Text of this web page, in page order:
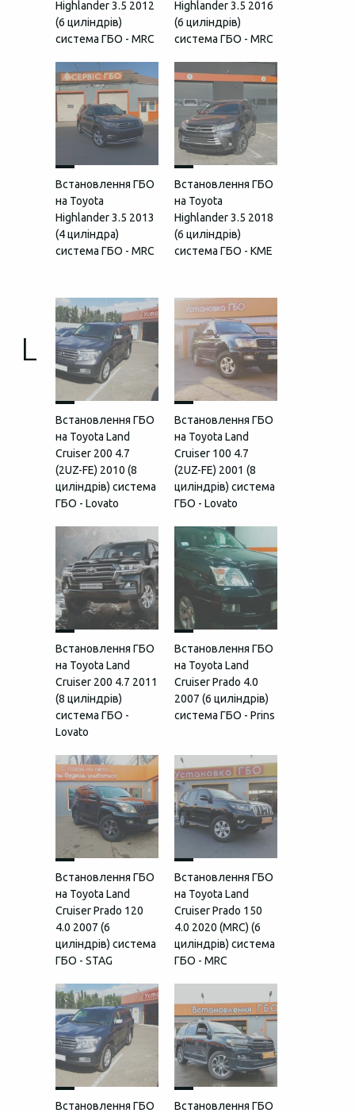
Highlander 3.5 2012
(6 циліндрів)
система ГБО - MRC
Highlander 3.5 2016
(6 циліндрів)
система ГБО - MRC
Встановлення ГБО
на Toyota
Highlander 3.5 2013
(4 циліндра)
система ГБО - MRC
Встановлення ГБО
на Toyota
Highlander 3.5 2018
(6 циліндрів)
система ГБО - KME
L
Встановлення ГБО
на Toyota Land
Cruiser 200 4.7
(2UZ-FE) 2010 (8
циліндрів) система
ГБО - Lovato
Встановлення ГБО
на Toyota Land
Cruiser 100 4.7
(2UZ-FE) 2001 (8
циліндрів) система
ГБО - Lovato
Встановлення ГБО
на Toyota Land
Cruiser 200 4.7 2011
(8 циліндрів)
система ГБО -
Lovato
Встановлення ГБО
на Toyota Land
Cruiser Prado 4.0
2007 (6 циліндрів)
система ГБО - Prins
Встановлення ГБО
на Toyota Land
Cruiser Prado 120
4.0 2007 (6
циліндрів) система
ГБО - STAG
Встановлення ГБО
на Toyota Land
Cruiser Prado 150
4.0 2020 (MRC) (6
циліндрів) система
ГБО - MRC
Встановлення ГБО
Встановлення ГБО